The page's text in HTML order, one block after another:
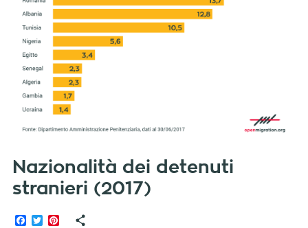
Nazionalità dei detenuti
stranieri (2017)
Facebook
TwitterPinterest